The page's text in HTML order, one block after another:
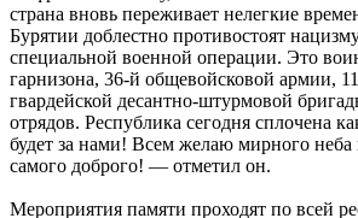
страна вновь переживает нелегкие
Бурятии доблестно противостоят
специальной военной операции. Это
гарнизона, 36-й общевойсковой армии,
гвардейской десантно-штурмовой
отрядов. Республика сегодня сплочена
будет за нами! Всем желаю мирного неба
самого доброго! — отметил он.
Мероприятия памяти проходят по всей